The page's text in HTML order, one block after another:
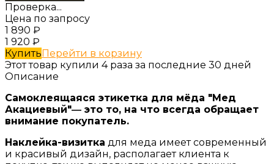
Проверка...
Цена по запросу
1 890 ₽
1 920 ₽
КупитьПерейти в корзину
Этот товар купили 4 раза за последние 30 дней
Описание
Самоклеящаяся этикетка для мёда "Мед
Акациевый"― это то, на что всегда обращает
внимание покупатель.
Наклейка-визитка для меда имеет современный
и красивый дизайн, располагает клиента к